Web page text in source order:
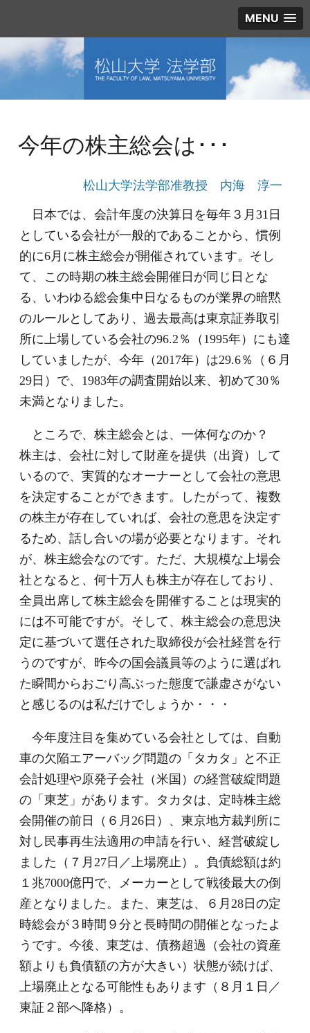
MENU
今年の株主総会は･･･
松山大学法学部准教授 内海 淳一
日本では、会計年度の決算日を毎年３月31日
としている会社が一般的であることから、慣例
的に6月に株主総会が開催されています。そし
て、この時期の株主総会開催日が同じ日とな
る、いわゆる総会集中日なるものが業界の暗黙
のルールとしてあり、過去最高は東京証券取引
所に上場している会社の96.2％（1995年）にも達
していましたが、今年（2017年）は29.6％（６月
29日）で、1983年の調査開始以来、初めて30％
未満となりました。
ところで、株主総会とは、一体何なのか？
株主は、会社に対して財産を提供（出資）して
いるので、実質的なオーナーとして会社の意思
を決定することができます。したがって、複数
の株主が存在していれば、会社の意思を決定す
るため、話し合いの場が必要となります。それ
が、株主総会なのです。ただ、大規模な上場会
社となると、何十万人も株主が存在しており、
全員出席して株主総会を開催することは現実的
には不可能ですが。そして、株主総会の意思決
定に基づいて選任された取締役が会社経営を行
うのですが、昨今の国会議員等のように選ばれ
た瞬間からおごり高ぶった態度で謙虚さがない
と感じるのは私だけでしょうか・・・
今年度注目を集めている会社としては、自動
車の欠陥エアーバッグ問題の「タカタ」と不正
会計処理や原発子会社（米国）の経営破綻問題
の「東芝」があります。タカタは、定時株主総
会開催の前日（６月26日）、東京地方裁判所に
対し民事再生法適用の申請を行い、経営破綻し
ました（７月27日／上場廃止）。負債総額は約
１兆7000億円で、メーカーとして戦後最大の倒
産となりました。また、東芝は、６月28日の定
時総会が３時間９分と長時間の開催となったよ
うです。今後、東芝は、債務超過（会社の資産
額よりも負債額の方が大きい）状態が続けば、
上場廃止となる可能性もあります（８月１日／
東証２部へ降格）。